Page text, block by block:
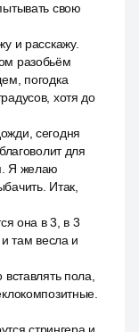
свою
и расскажу.
разобьём
погодка
хотя до
сегодня
для
Я желаю
Итак,
она в 3, в 3
там весла и
пола,